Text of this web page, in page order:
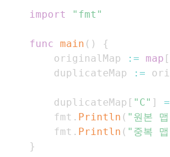
import "fmt"
func main ( )
{
    originalMap
:= map [
    duplicateMap
:=
    duplicateMap
[ "C" ] =
    fmt
. Println ( "원본
    fmt
. Println ( "중복
}